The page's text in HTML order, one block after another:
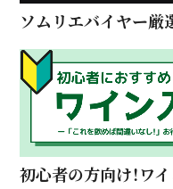
ソムリエバイヤー厳
初心者の方向け！ワ